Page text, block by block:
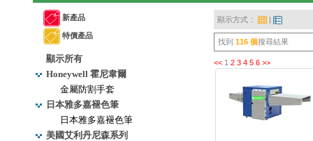
新產品
特價產品
顯示所有
Honeywell 霍尼韋爾
金屬防割手套
日本雅多嘉褪色筆
日本雅多嘉褪色筆
美國艾利丹尼森系列
顯示方式： |
找到 116 個搜尋結果
<< 1 2 3 4 5 6 >>